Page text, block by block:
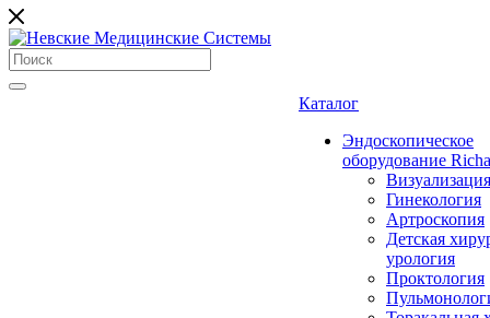
Каталог
Эндоскопическое
оборудование
Визуализация
Гинекология
Артроскопия
Детская
урология
Проктология